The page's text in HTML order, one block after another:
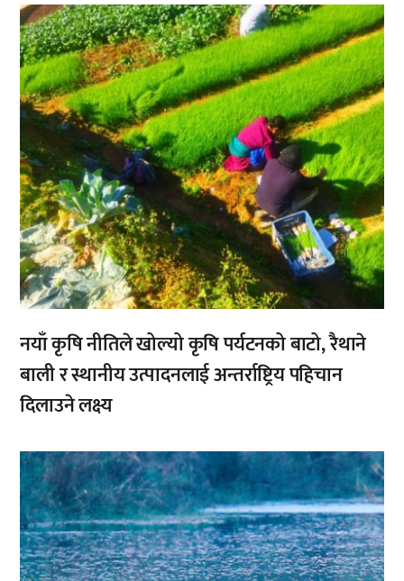
,
नयाँ कृषि नीतिले खोल्यो कृषि पर्यटनको बाटो, रैथाने
बाली र स्थानीय उत्पादनलाई अन्तर्राष्ट्रिय पहिचान
दिलाउने लक्ष्य
,